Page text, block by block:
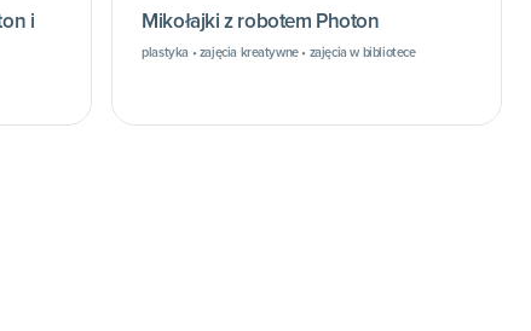
i
Mikołajki z robotem Photon
plastyka • zajęcia kreatywne • zajęcia w bibliotece